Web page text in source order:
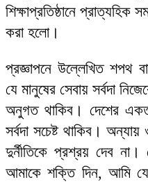
শিক্ষাপ্রতিষ্ঠানে
করা হলো।
প্রজ্ঞাপনে উল্লেখিত শপথ
যে মানুষের সেবায় সর্বদা
অনুগত থাকিব। দেশের
সর্বদা সচেষ্ট থাকিব।
দুর্নীতিকে প্রশ্রয় দেব না।
আমাকে শক্তি দিন, আমি যেন